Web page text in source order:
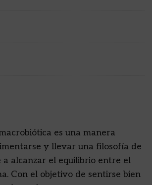
es una manera
y llevar una filosofía de
a alcanzar el equilibrio entre el
Con el objetivo de sentirse bien